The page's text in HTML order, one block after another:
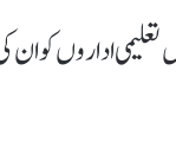
اداروں کو ان